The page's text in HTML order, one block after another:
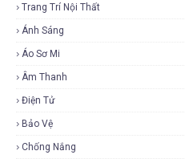
Trang Trí Nội Thất
Ánh Sáng
Áo Sơ Mi
Âm Thanh
Điện Tử
Bảo Vệ
Chống Nắng